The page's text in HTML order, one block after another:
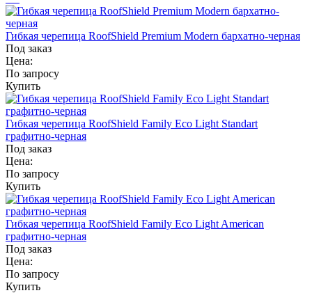
Гибкая черепица RoofShield Premium Modern бархатно-черная
Под заказ
Цена:
По запросу
Купить
Гибкая черепица RoofShield Family Eco Light Standart
графитно-черная
Под заказ
Цена:
По запросу
Купить
Гибкая черепица RoofShield Family Eco Light American
графитно-черная
Под заказ
Цена:
По запросу
Купить